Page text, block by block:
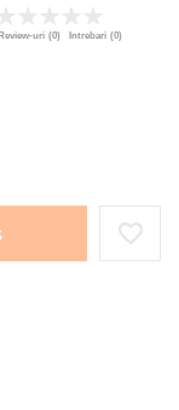
of100
Review-uri (0) Intrebari (0)